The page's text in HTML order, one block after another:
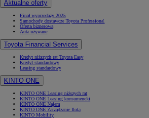
Aktualne oferty
Finał wyprzedaży 2025
Samochody dostawcze Toyota Professional
Oferta biznesowa
Auta używane
Toyota Financial Services
Kredyt niższych rat Toyota Easy
Kredyt standardowy
Leasing standardowy
KINTO ONE
KINTO ONE Leasing niższych rat
KINTO ONE Leasing konsumencki
KINTO ONE Najem
KINTO ONE Zarządzanie flotą
KINTO Mobility